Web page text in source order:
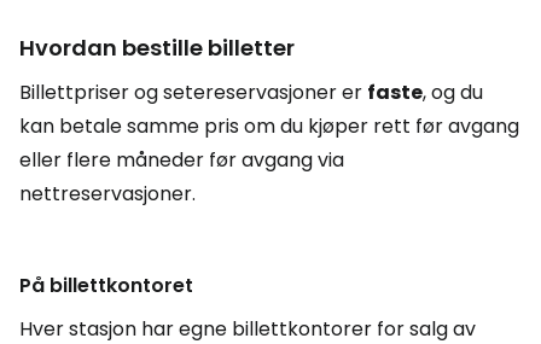
Hvordan bestille billetter
Billettpriser og setereservasjoner er faste, og du
kan betale samme pris om du kjøper rett før avgang
eller flere måneder før avgang via
nettreservasjoner.
På billettkontoret
Hver stasjon har egne billettkontorer for salg av